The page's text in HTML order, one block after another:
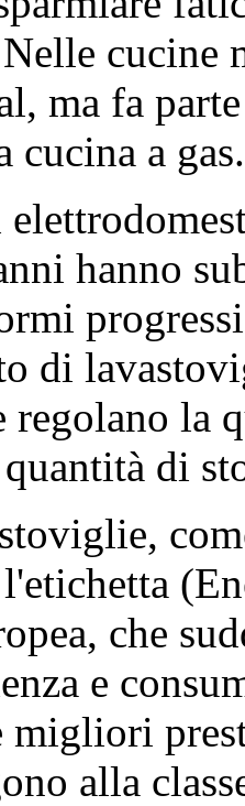
cucine
ma fa
a gas.
hanno
di
la
di
(
che
e
alla